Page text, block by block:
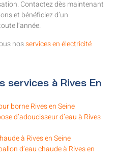
Contactez dès maintenant
et bénéficiez d’un
l’année.
nosservices en électricité
services à Rives En
borne Rives en Seine
d’adoucisseur d’eau à Rives
à Rives en Seine
d’eau chaude à Rives en